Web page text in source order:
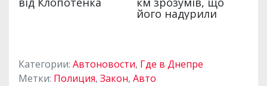
Категории: Автоновости, Где в Днепре
Метки: Полиция, Закон, Авто